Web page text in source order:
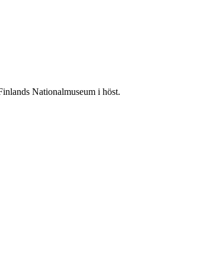
Nationalmuseum i höst.